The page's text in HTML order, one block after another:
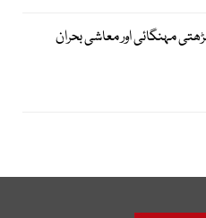
مہنگائی اور معاشی بحران